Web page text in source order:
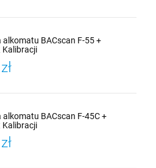
alkomatu BACscan F-55 +
Kalibracji
alkomatu BACscan F-45C +
Kalibracji